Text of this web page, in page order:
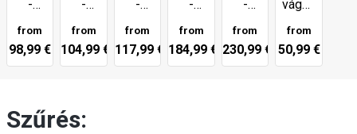
-
4000
FC
from
98,99 €
-
5000
FC-D
from
104,99 €
-
6000
MCT
from
117,99 €
-
5000
MCD
from
184,99 €
-
5000
MCD
67
from
230,99 €
vágódeszkák
még
sok
from
50,99 €
Szűrés: